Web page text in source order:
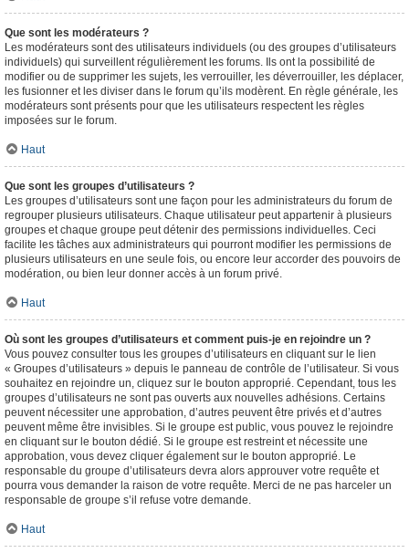
Que sont les modérateurs ?
Les modérateurs sont des utilisateurs individuels (ou des groupes d’utilisateurs
individuels) qui surveillent régulièrement les forums. Ils ont la possibilité de
modifier ou de supprimer les sujets, les verrouiller, les déverrouiller, les déplacer,
les fusionner et les diviser dans le forum qu’ils modèrent. En règle générale, les
modérateurs sont présents pour que les utilisateurs respectent les règles
imposées sur le forum.
Haut
Que sont les groupes d’utilisateurs ?
Les groupes d’utilisateurs sont une façon pour les administrateurs du forum de
regrouper plusieurs utilisateurs. Chaque utilisateur peut appartenir à plusieurs
groupes et chaque groupe peut détenir des permissions individuelles. Ceci
facilite les tâches aux administrateurs qui pourront modifier les permissions de
plusieurs utilisateurs en une seule fois, ou encore leur accorder des pouvoirs de
modération, ou bien leur donner accès à un forum privé.
Haut
Où sont les groupes d’utilisateurs et comment puis-je en rejoindre un ?
Vous pouvez consulter tous les groupes d’utilisateurs en cliquant sur le lien
« Groupes d’utilisateurs » depuis le panneau de contrôle de l’utilisateur. Si vous
souhaitez en rejoindre un, cliquez sur le bouton approprié. Cependant, tous les
groupes d’utilisateurs ne sont pas ouverts aux nouvelles adhésions. Certains
peuvent nécessiter une approbation, d’autres peuvent être privés et d’autres
peuvent même être invisibles. Si le groupe est public, vous pouvez le rejoindre
en cliquant sur le bouton dédié. Si le groupe est restreint et nécessite une
approbation, vous devez cliquer également sur le bouton approprié. Le
responsable du groupe d’utilisateurs devra alors approuver votre requête et
pourra vous demander la raison de votre requête. Merci de ne pas harceler un
responsable de groupe s’il refuse votre demande.
Haut